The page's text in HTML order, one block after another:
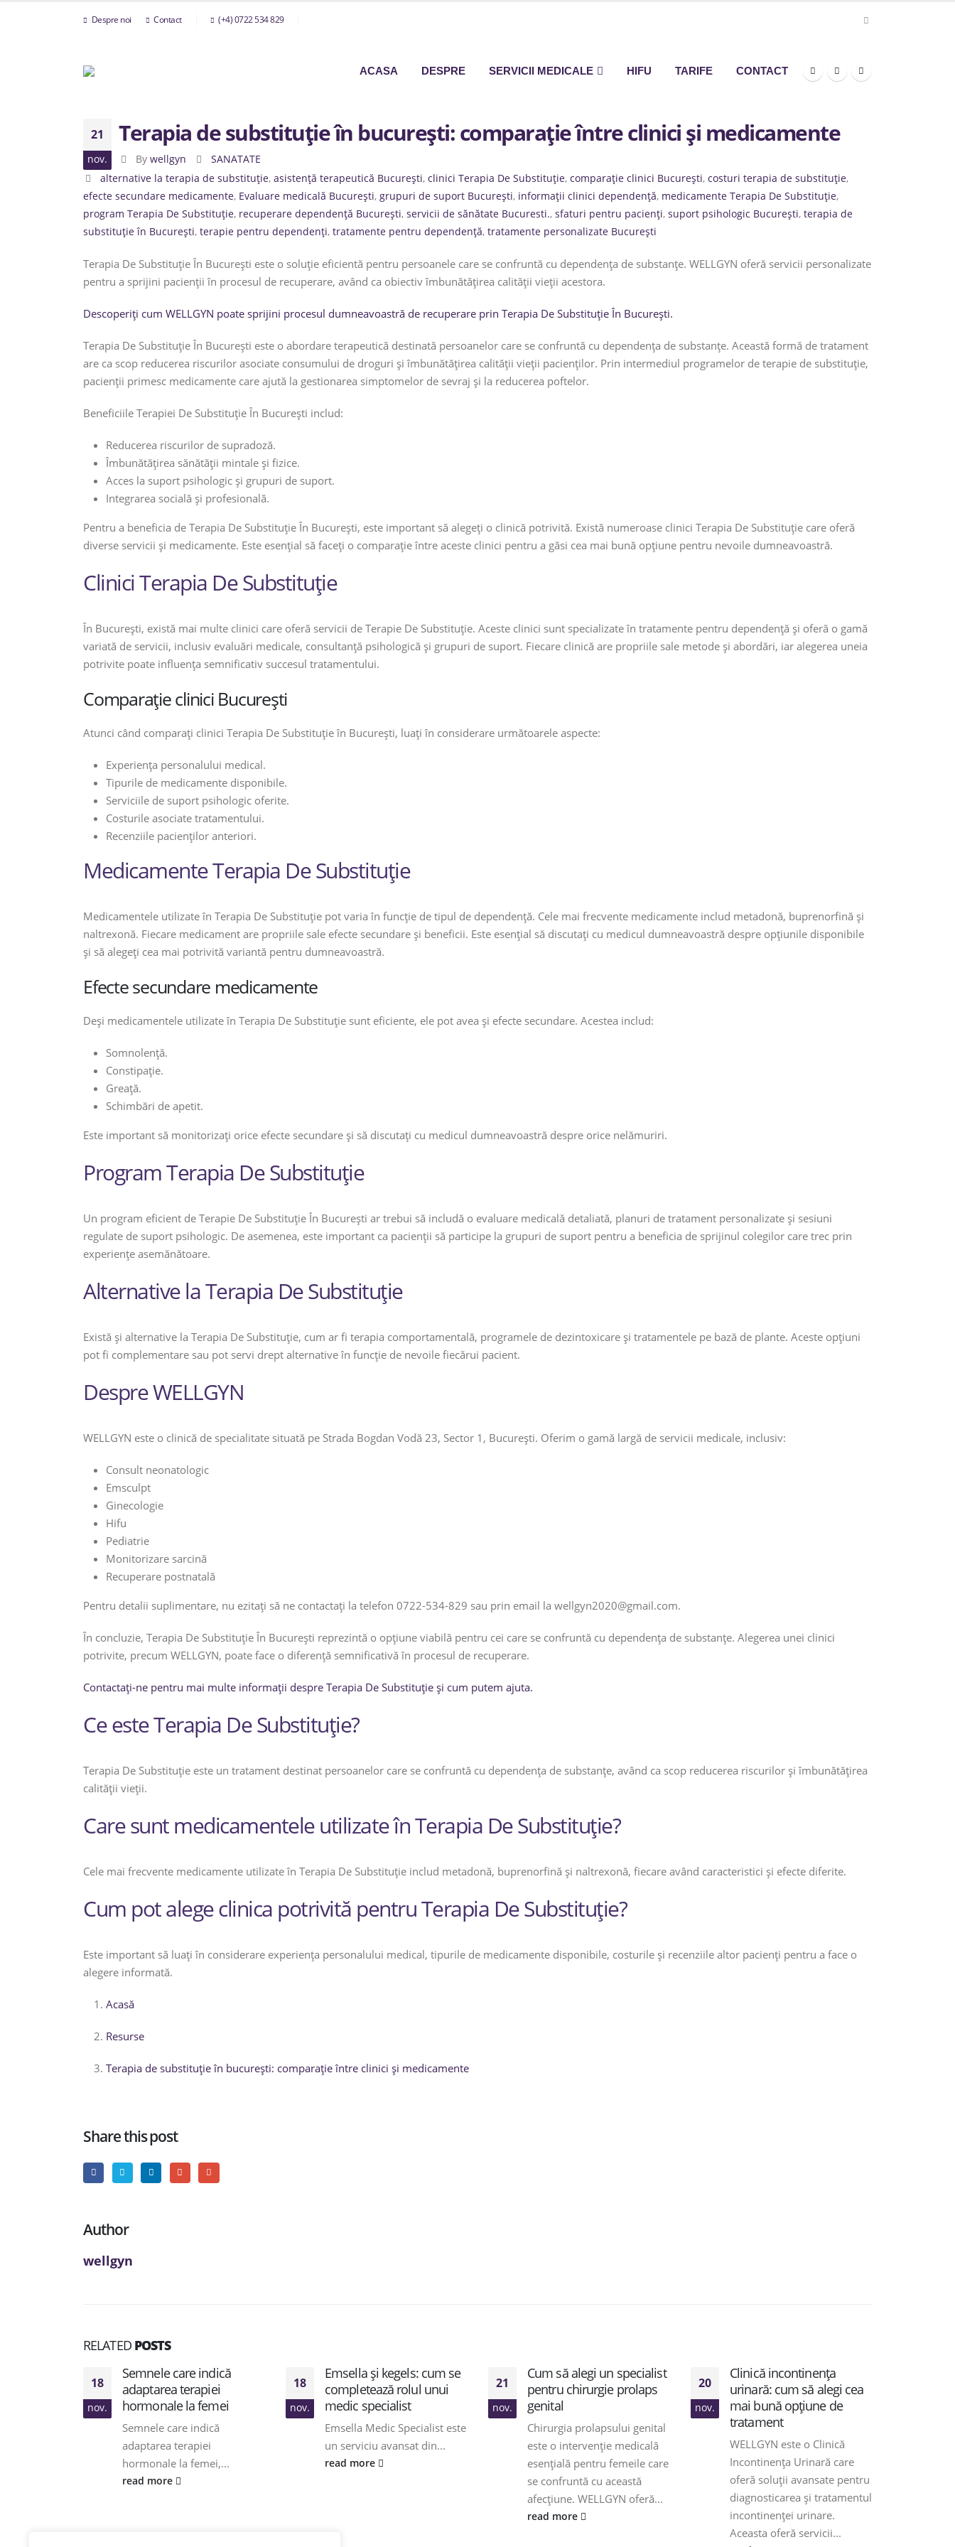
Despre noi Contact (+4) 0722 534 829
ACASA DESPRE SERVICII MEDICALE HIFU TARIFE CONTACT
21
nov.
Terapia de substituție în bucurești: comparație între clinici și medicamente
By wellgyn
SANATATE
alternative la terapia de substituție, asistență terapeutică București, clinici Terapia De Substituție, comparație clinici București, costuri terapia de substituție,
efecte secundare medicamente, Evaluare medicală București, grupuri de suport București, informații clinici dependență, medicamente Terapia De Substituție,
program Terapia De Substituție, recuperare dependență București, servicii de sănătate Bucuresti., sfaturi pentru pacienți, suport psihologic București, terapia de
substituție în București, terapie pentru dependenți, tratamente pentru dependență, tratamente personalizate București
Terapia De Substituție În București este o soluție eficientă pentru persoanele care se confruntă cu dependența de substanțe. WELLGYN oferă servicii personalizate
pentru a sprijini pacienții în procesul de recuperare, având ca obiectiv îmbunătățirea calității vieții acestora.
Descoperiți cum WELLGYN poate sprijini procesul dumneavoastră de recuperare prin Terapia De Substituție În București.
Terapia De Substituție În București este o abordare terapeutică destinată persoanelor care se confruntă cu dependența de substanțe. Această formă de tratament
are ca scop reducerea riscurilor asociate consumului de droguri și îmbunătățirea calității vieții pacienților. Prin intermediul programelor de terapie de substituție,
pacienții primesc medicamente care ajută la gestionarea simptomelor de sevraj și la reducerea poftelor.
Beneficiile Terapiei De Substituție În București includ:
Reducerea riscurilor de supradoză.
Îmbunătățirea sănătății mintale și fizice.
Acces la suport psihologic și grupuri de suport.
Integrarea socială și profesională.
Pentru a beneficia de Terapia De Substituție În București, este important să alegeți o clinică potrivită. Există numeroase clinici Terapia De Substituție care oferă
diverse servicii și medicamente. Este esențial să faceți o comparație între aceste clinici pentru a găsi cea mai bună opțiune pentru nevoile dumneavoastră.
Clinici Terapia De Substituție
În București, există mai multe clinici care oferă servicii de Terapie De Substituție. Aceste clinici sunt specializate în tratamente pentru dependență și oferă o gamă
variată de servicii, inclusiv evaluări medicale, consultanță psihologică și grupuri de suport. Fiecare clinică are propriile sale metode și abordări, iar alegerea uneia
potrivite poate influența semnificativ succesul tratamentului.
Comparație clinici București
Atunci când comparați clinici Terapia De Substituție în București, luați în considerare următoarele aspecte:
Experiența personalului medical.
Tipurile de medicamente disponibile.
Serviciile de suport psihologic oferite.
Costurile asociate tratamentului.
Recenziile pacienților anteriori.
Medicamente Terapia De Substituție
Medicamentele utilizate în Terapia De Substituție pot varia în funcție de tipul de dependență. Cele mai frecvente medicamente includ metadonă, buprenorfină și
naltrexonă. Fiecare medicament are propriile sale efecte secundare și beneficii. Este esențial să discutați cu medicul dumneavoastră despre opțiunile disponibile
și să alegeți cea mai potrivită variantă pentru dumneavoastră.
Efecte secundare medicamente
Deși medicamentele utilizate în Terapia De Substituție sunt eficiente, ele pot avea și efecte secundare. Acestea includ:
Somnolență.
Constipație.
Greață.
Schimbări de apetit.
Este important să monitorizați orice efecte secundare și să discutați cu medicul dumneavoastră despre orice nelămuriri.
Program Terapia De Substituție
Un program eficient de Terapie De Substituție În București ar trebui să includă o evaluare medicală detaliată, planuri de tratament personalizate și sesiuni
regulate de suport psihologic. De asemenea, este important ca pacienții să participe la grupuri de suport pentru a beneficia de sprijinul colegilor care trec prin
experiențe asemănătoare.
Alternative la Terapia De Substituție
Există și alternative la Terapia De Substituție, cum ar fi terapia comportamentală, programele de dezintoxicare și tratamentele pe bază de plante. Aceste opțiuni
pot fi complementare sau pot servi drept alternative în funcție de nevoile fiecărui pacient.
Despre WELLGYN
WELLGYN este o clinică de specialitate situată pe Strada Bogdan Vodă 23, Sector 1, București. Oferim o gamă largă de servicii medicale, inclusiv:
Consult neonatologic
Emsculpt
Ginecologie
Hifu
Pediatrie
Monitorizare sarcină
Recuperare postnatală
Pentru detalii suplimentare, nu ezitați să ne contactați la telefon 0722-534-829 sau prin email la wellgyn2020@gmail.com.
În concluzie, Terapia De Substituție În București reprezintă o opțiune viabilă pentru cei care se confruntă cu dependența de substanțe. Alegerea unei clinici
potrivite, precum WELLGYN, poate face o diferență semnificativă în procesul de recuperare.
Contactați-ne pentru mai multe informații despre Terapia De Substituție și cum putem ajuta.
Ce este Terapia De Substituție?
Terapia De Substituție este un tratament destinat persoanelor care se confruntă cu dependența de substanțe, având ca scop reducerea riscurilor și îmbunătățirea
calității vieții.
Care sunt medicamentele utilizate în Terapia De Substituție?
Cele mai frecvente medicamente utilizate în Terapia De Substituție includ metadonă, buprenorfină și naltrexonă, fiecare având caracteristici și efecte diferite.
Cum pot alege clinica potrivită pentru Terapia De Substituție?
Este important să luați în considerare experiența personalului medical, tipurile de medicamente disponibile, costurile și recenziile altor pacienți pentru a face o
alegere informată.
Acasă
Resurse
Terapia de substituție în bucurești: comparație între clinici și medicamente
Share this post
Author
wellgyn
RELATED POSTS
18
nov.
Semnele care indică
adaptarea terapiei
hormonale la femei
Semnele care indică
adaptarea terapiei
hormonale la femei,...
read more
18
nov.
Emsella și kegels: cum se
completează rolul unui
medic specialist
Emsella Medic Specialist este
un serviciu avansat din...
read more
21
nov.
Cum să alegi un specialist
pentru chirurgie prolaps
genital
Chirurgia prolapsului genital
este o intervenție medicală
esențială pentru femeile care
se confruntă cu această
afecțiune. WELLGYN oferă...
read more
20
nov.
Clinică incontinența
urinară: cum să alegi cea
mai bună opțiune de
tratament
WELLGYN este o Clinică
Incontinența Urinară care
oferă soluții avansate pentru
diagnosticarea și tratamentul
incontinenței urinare.
Aceasta oferă servicii...